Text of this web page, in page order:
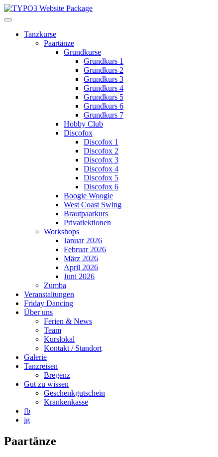
Tanzkurse
Paartänze
Grundkurse
Grundkurs 1
Grundkurs 2
Grundkurs 3
Grundkurs 4
Grundkurs 5
Grundkurs 6
Grundkurs 7
Hobby Club
Discofox
Discofox 1
Discofox 2
Discofox 3
Discofox 4
Discofox 5
Discofox 6
Boogie Woogie
West Coast Swing
Brautpaarkurs
Privatlektionen
Workshops
Januar 2026
Februar 2026
März 2026
April 2026
Juni 2026
Zumba
Veranstaltungen
Friday Dancing
Über uns
Ferien & News
Team
Kurslokal
Kontakt / Standort
Galerie
Tanzreisen
Bregenz
Gut zu wissen
Geschenkgutschein
Krankenkasse
fb
ig
Paartänze